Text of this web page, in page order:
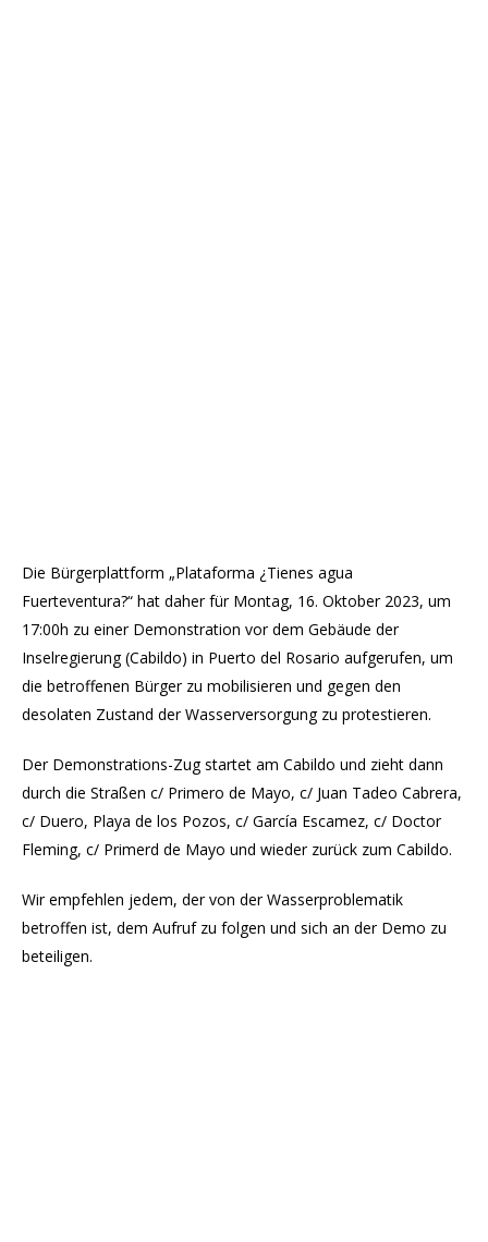
Die Bürgerplattform „Plataforma ¿Tienes agua
Fuerteventura?“ hat daher für Montag, 16. Oktober 2023, um
17:00h zu einer Demonstration vor dem Gebäude der
Inselregierung (Cabildo) in Puerto del Rosario aufgerufen, um
die betroffenen Bürger zu mobilisieren und gegen den
desolaten Zustand der Wasserversorgung zu protestieren.
Der Demonstrations-Zug startet am Cabildo und zieht dann
durch die Straßen c/ Primero de Mayo, c/ Juan Tadeo Cabrera,
c/ Duero, Playa de los Pozos, c/ García Escamez, c/ Doctor
Fleming, c/ Primerd de Mayo und wieder zurück zum Cabildo.
Wir empfehlen jedem, der von der Wasserproblematik
betroffen ist, dem Aufruf zu folgen und sich an der Demo zu
beteiligen.